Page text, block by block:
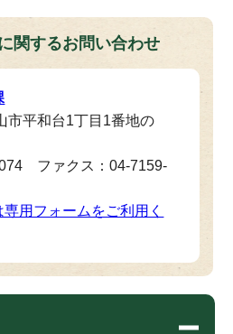
関するお問い合わせ
平和台1丁目1番地の
ファクス：04-7159-
用フォームをご利用く